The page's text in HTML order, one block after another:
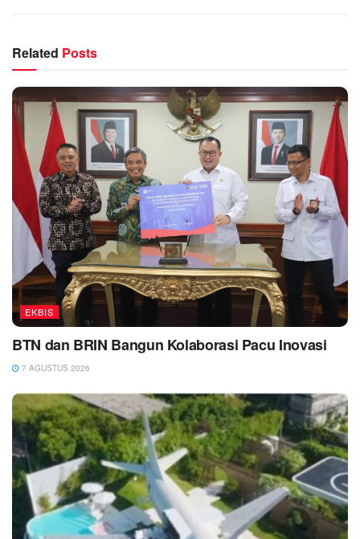
Related Posts
EKBIS
BTN dan BRIN Bangun Kolaborasi Pacu Inovasi
7 AGUSTUS 2026